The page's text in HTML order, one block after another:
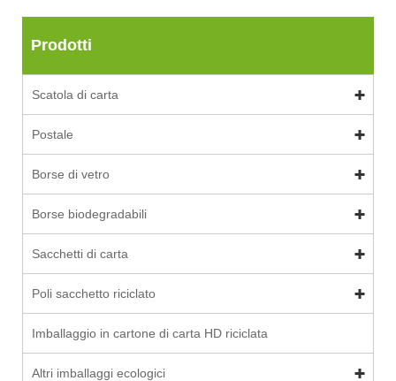
Prodotti
Scatola di carta
Postale
Borse di vetro
Borse biodegradabili
Sacchetti di carta
Poli sacchetto riciclato
Imballaggio in cartone di carta HD riciclata
Altri imballaggi ecologici